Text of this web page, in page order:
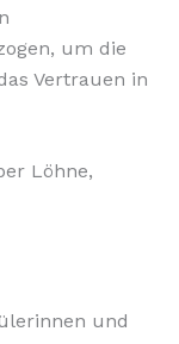
um die
Vertrauen in
Löhne,
und